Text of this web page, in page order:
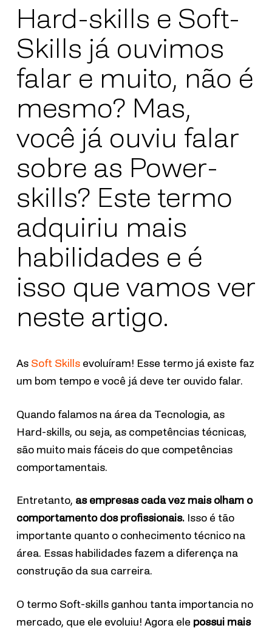
Hard-skills e Soft-
Skills já ouvimos
falar e muito, não é
mesmo? Mas,
você já ouviu falar
sobre as Power-
skills? Este termo
adquiriu mais
habilidades e é
isso que vamos ver
neste artigo.
As Soft Skillsevoluíram! Esse termo já existe faz
um bom tempo e você já deve ter ouvido falar.
Quando falamos na área da Tecnologia, as
Hard-skills, ou seja, as competências técnicas,
são muito mais fáceis do que competências
comportamentais.
Entretanto, as empresas cada vez mais olham o
comportamento dos profissionais.Isso é tão
importante quanto o conhecimento técnico na
área. Essas habilidades fazem a diferença na
construção da sua carreira.
O termo Soft-skills ganhou tanta importancia no
mercado, que ele evoluiu! Agora ele possui mais